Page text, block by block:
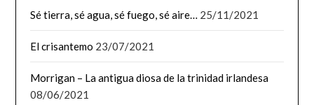
Sé tierra, sé agua, sé fuego, sé aire… 25/11/2021
El crisantemo 23/07/2021
Morrigan – La antigua diosa de la trinidad irlandesa
08/06/2021